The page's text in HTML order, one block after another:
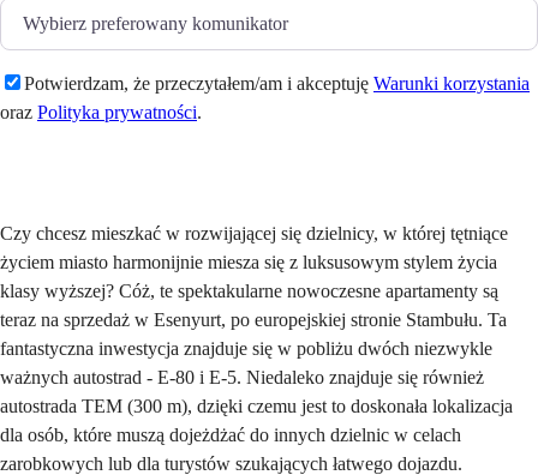
Potwierdzam, że przeczytałem/am i akceptuję Warunki korzystania
oraz Polityka prywatności.
Czy chcesz mieszkać w rozwijającej się dzielnicy, w której tętniące
życiem miasto harmonijnie miesza się z luksusowym stylem życia
klasy wyższej? Cóż, te spektakularne nowoczesne apartamenty są
teraz na sprzedaż w Esenyurt, po europejskiej stronie Stambułu. Ta
fantastyczna inwestycja znajduje się w pobliżu dwóch niezwykle
ważnych autostrad - E-80 i E-5. Niedaleko znajduje się również
autostrada TEM (300 m), dzięki czemu jest to doskonała lokalizacja
dla osób, które muszą dojeżdżać do innych dzielnic w celach
zarobkowych lub dla turystów szukających łatwego dojazdu.